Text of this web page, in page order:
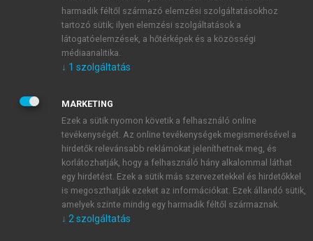
JELSZÓ
JELSZÓ ÚJRA
Kérek értesítést a MeRSZ újdonságairól, akcióiról.
Kérek értesítést az Akadémiai Kiadó Zrt. újdonságairól,
harmadik féltől származó elemzési szolgáltatásokhoz
tartozó sütik; ilyen elemzési szolgáltatások a
látogatóelemzések, a hőtérképek és a közösségi
médiaanalitika.
↓ 1 szolgáltatás
MARKETING
Ezek a sütik nyomon követik a felhasználó online
tevékenységét. Az online tevékenységek megismerésével a
hirdetők relevánsabb reklámokat jeleníthetnek meg, és
korlátozhatják, hogy a felhasználó hány alkalommal láthat
egy hirdetést. Ezek a sütik más szervezetekkel és hirdetőkkel
is megoszthatják ezeket az információkat. Ezek állandó sütik,
amelyek szinte mindig egy harmadik féltől származnak.
↓ 2 szolgáltatás